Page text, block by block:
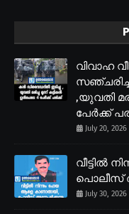
വിവാഹ
,യുവതി
പേർക്ക്
July 20, 2026
വീട്ടിൽ
പൊലീസ്
July 30, 2026